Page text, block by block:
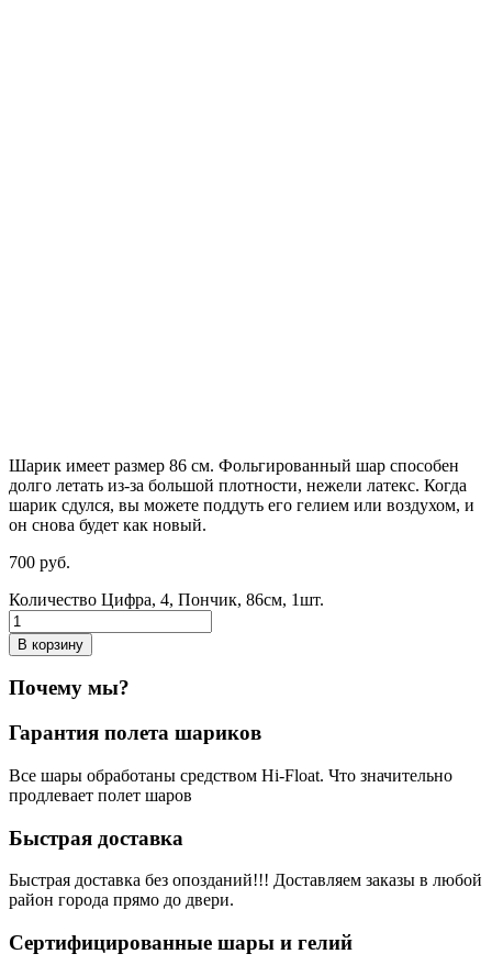
Шарик имеет размер 86 см. Фольгированный шар способен
долго летать из-за большой плотности, нежели латекс. Когда
шарик сдулся, вы можете поддуть его гелием или воздухом, и
он снова будет как новый.
700 руб.
Количество Цифра, 4, Пончик, 86см, 1шт.
В корзину
Почему мы?
Гарантия полета шариков
Все шары обработаны средством Hi-Float. Что значительно
продлевает полет шаров
Быстрая доставка
Быстрая доставка без опозданий!!! Доставляем заказы в любой
район города прямо до двери.
Сертифицированные шары и гелий